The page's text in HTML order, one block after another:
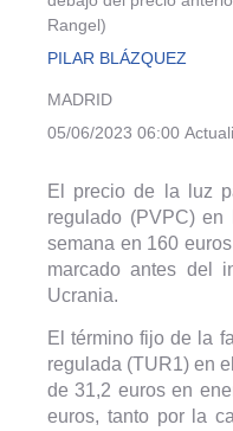
Rangel)
PILAR BLÁZQUEZ
MADRID
05/06/2023 06:00
El precio de la luz
regulado (PVPC)
semana en 160
marcado antes del
Ucrania.
El término fijo de la
regulada (TUR1) en
de 31,2 euros en
euros, tanto por la